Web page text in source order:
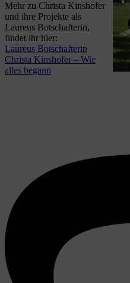
Mehr zu Christa Kinshofer
und ihre Projekte als
Laureus Botschafterin,
findet ihr hier:
Laureus Botschafterin
Christa Kinshofer – Wie
alles begann